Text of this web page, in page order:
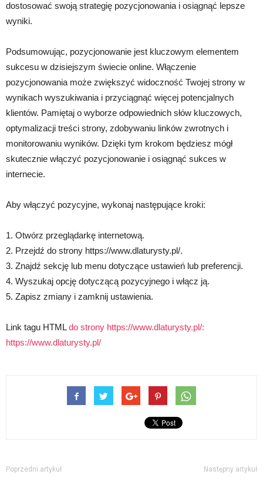
dostosować swoją strategię pozycjonowania i osiągnąć lepsze
wyniki.
Podsumowując, pozycjonowanie jest kluczowym elementem
sukcesu w dzisiejszym świecie online. Włączenie
pozycjonowania może zwiększyć widoczność Twojej strony w
wynikach wyszukiwania i przyciągnąć więcej potencjalnych
klientów. Pamiętaj o wyborze odpowiednich słów kluczowych,
optymalizacji treści strony, zdobywaniu linków zwrotnych i
monitorowaniu wyników. Dzięki tym krokom będziesz mógł
skutecznie włączyć pozycjonowanie i osiągnąć sukces w
internecie.
Aby włączyć pozycyjne, wykonaj następujące kroki:
1. Otwórz przeglądarkę internetową.
2. Przejdź do strony https://www.dlaturysty.pl/.
3. Znajdź sekcję lub menu dotyczące ustawień lub preferencji.
4. Wyszukaj opcję dotyczącą pozycyjnego i włącz ją.
5. Zapisz zmiany i zamknij ustawienia.
Link tagu HTMLdo strony https://www.dlaturysty.pl/:
https://www.dlaturysty.pl/
Poprzedni artykuł Następny artykuł